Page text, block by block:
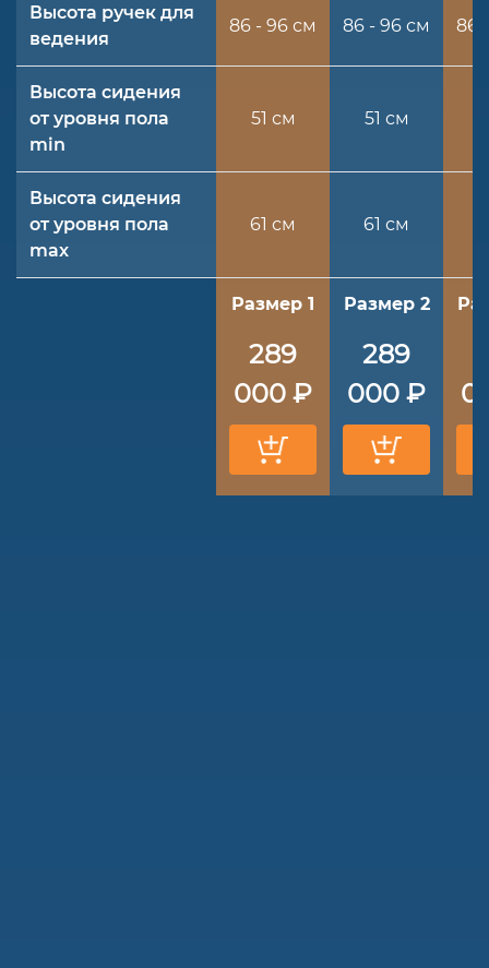
Высота ручек для
ведения
86 - 96 см 86 - 96 см 86
Высота сидения
от уровня пола
min
51 см 51 см
Высота сидения
от уровня пола
max
61 см 61 см
Размер 1
289
000 ₽
Размер 2
289
000 ₽